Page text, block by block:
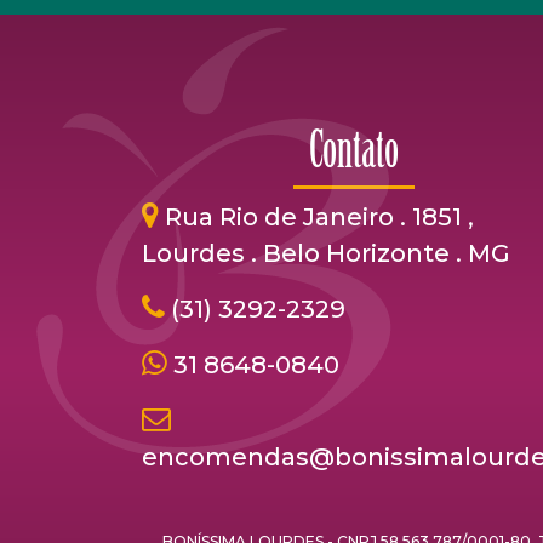
Contato
Rua Rio de Janeiro . 1851 ,
Lourdes . Belo Horizonte . MG
(31) 3292-2329
31 8648-0840